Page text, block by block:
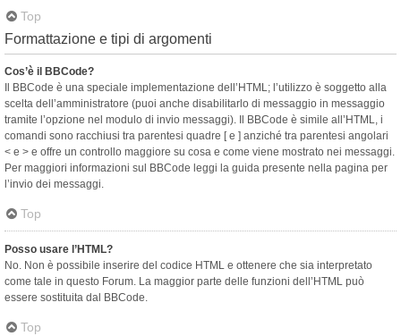
Top
Formattazione e tipi di argomenti
Cos’è il BBCode?
Il BBCode è una speciale implementazione dell’HTML; l’utilizzo è soggetto alla
scelta dell’amministratore (puoi anche disabilitarlo di messaggio in messaggio
tramite l’opzione nel modulo di invio messaggi). Il BBCode è simile all’HTML, i
comandi sono racchiusi tra parentesi quadre [ e ] anziché tra parentesi angolari
< e > e offre un controllo maggiore su cosa e come viene mostrato nei messaggi.
Per maggiori informazioni sul BBCode leggi la guida presente nella pagina per
l’invio dei messaggi.
Top
Posso usare l’HTML?
No. Non è possibile inserire del codice HTML e ottenere che sia interpretato
come tale in questo Forum. La maggior parte delle funzioni dell’HTML può
essere sostituita dal BBCode.
Top